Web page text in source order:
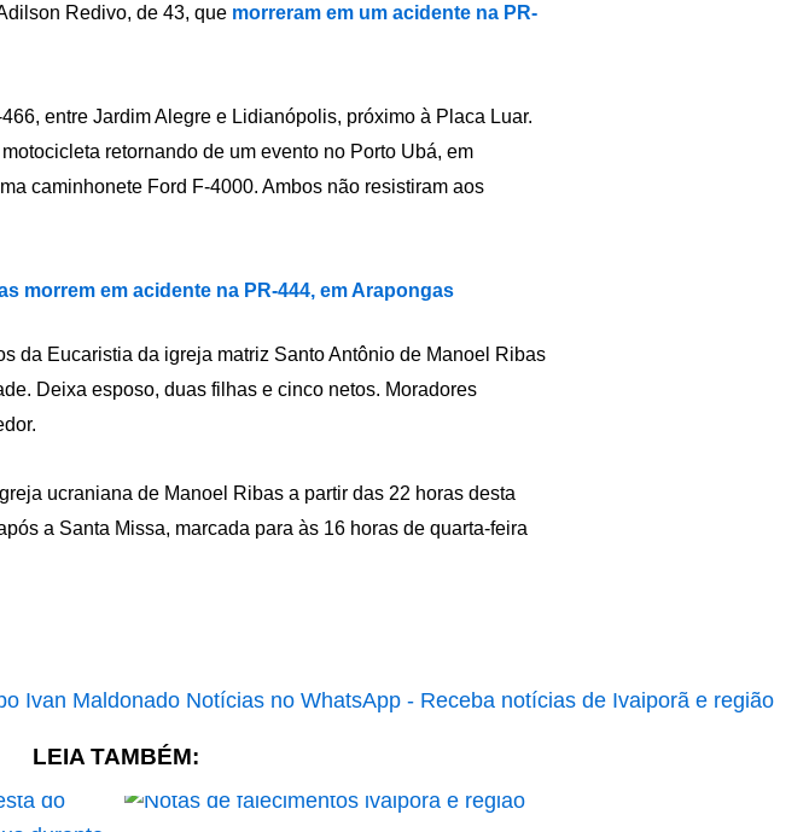
Redivo, de 43, que morreram em um acidente na PR-
entre Jardim Alegre e Lidianópolis, próximo à Placa Luar.
retornando de um evento no Porto Ubá, em
caminhonete Ford F-4000. Ambos não resistiram aos
morrem em acidente na PR-444, em Arapongas
da Eucaristia da igreja matriz Santo Antônio de Manoel Ribas
Deixa esposo, duas filhas e cinco netos. Moradores
ucraniana de Manoel Ribas a partir das 22 horas desta
a Santa Missa, marcada para às 16 horas de quarta-feira
LEIA TAMBÉM: